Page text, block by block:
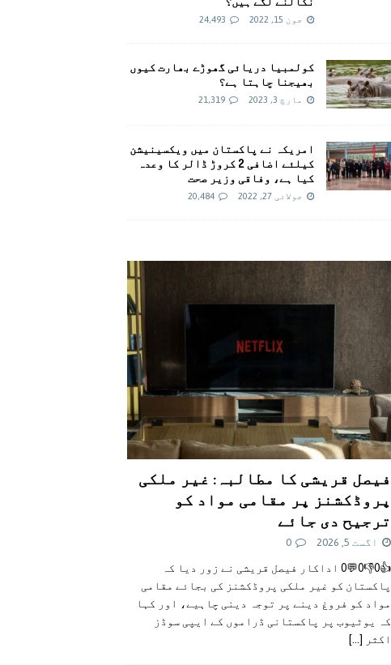
جون 15, 2022 24,493
کولمبیا دریائی گھوڑے بھارت کیوں
بھیجنا چاہتا ہے؟
مارچ 3, 2023 21,319
امريکہ نے پاکستان میں ویکسینیشن
کیلئے اضافی 2 کروڑ ڈالر کا وعدہ
کیا ہے، وفاقی وزیر صحت
جولائی 27, 2022 20,484
فیصل قریشی کا مطالبہ: غیر ملکی
پروڈکشنز پر مقامی مواد کو
ترجیح دی جائے
اگست 5, 2026 0
👍0👎0💬0 اداکار فیصل قریشی نے زور دیا کہ
پاکستان کو غیر ملکی پروڈکشنز کی بجائے مقامی
مواد کو فروغ دینے پر توجہ دینی چاہیے، اور کہا
کہ یوٹیوب پر پاکستانی ڈراموں کے ایپی سوڈز
اکثر
[...]